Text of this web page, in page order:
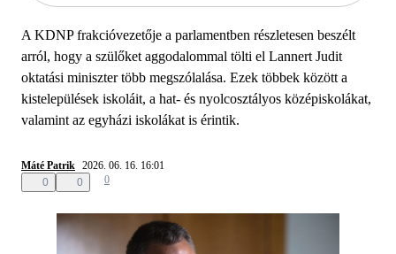
A KDNP frakcióvezetője a parlamentben részletesen beszélt
arról, hogy a szülőket aggodalommal tölti el Lannert Judit
oktatási miniszter több megszólalása. Ezek többek között a
kistelepülések iskoláit, a hat- és nyolcosztályos középiskolákat,
valamint az egyházi iskolákat is érintik.
Máté Patrik 2026. 06. 16. 16:01
0
0 0